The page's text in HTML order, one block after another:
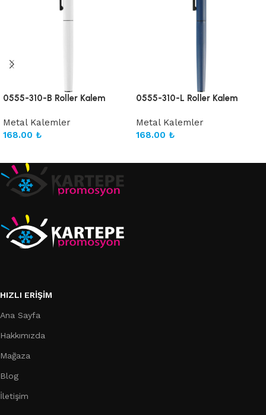
0555-310-B Roller Kalem
Metal Kalemler
168.00 ₺
0555-310-L Roller Kalem
Metal Kalemler
168.00 ₺
HIZLI ERIŞIM
Ana Sayfa
Hakkımızda
Mağaza
Blog
İletişim